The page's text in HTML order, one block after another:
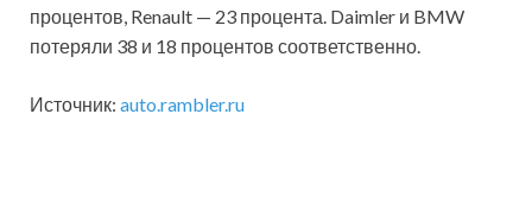
процентов, Renault — 23 процента. Daimler и BMW
потеряли 38 и 18 процентов соответственно.
Источник: auto.rambler.ru